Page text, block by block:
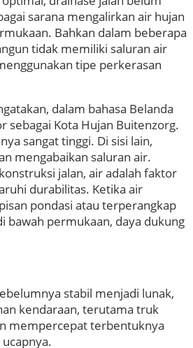
sarana mengalirkan air hujan
Bahkan dalam beberapa
tidak memiliki saluran air
tipe perkerasan
dalam bahasa Belanda
sebagai Kota Hujan Buitenzorg.
sangat tinggi. Di sisi lain,
mengabaikan saluran air.
jalan, air adalah faktor
durabilitas. Ketika air
pondasi atau terperangkap
bawah permukaan, daya dukung
stabil menjadi lunak,
kendaraan, terutama truk
mempercepat terbentuknya